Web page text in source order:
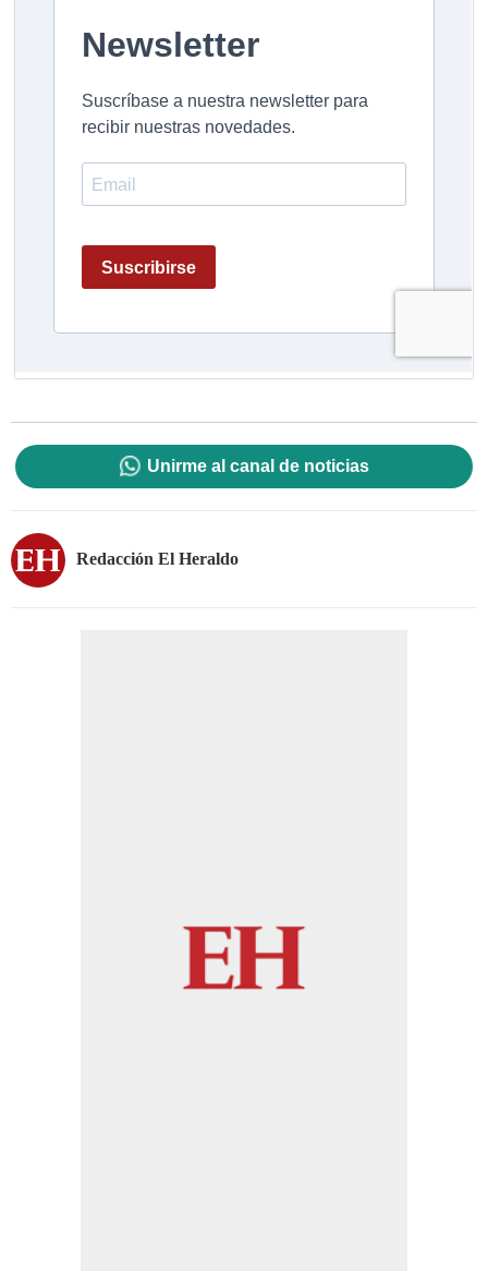
Unirme al canal de noticias
Redacción El Heraldo